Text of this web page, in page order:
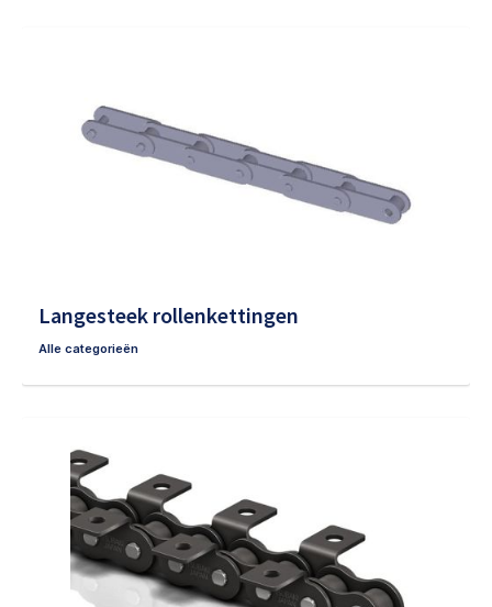
Langesteek rollenkettingen
Alle categorieën